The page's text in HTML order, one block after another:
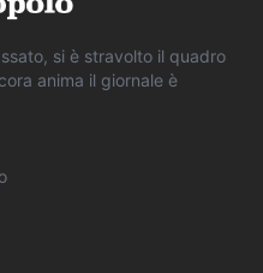
si è stravolto il quadro
anima il giornale è